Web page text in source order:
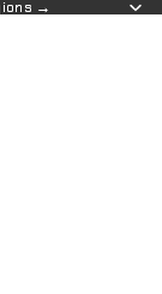
→
→